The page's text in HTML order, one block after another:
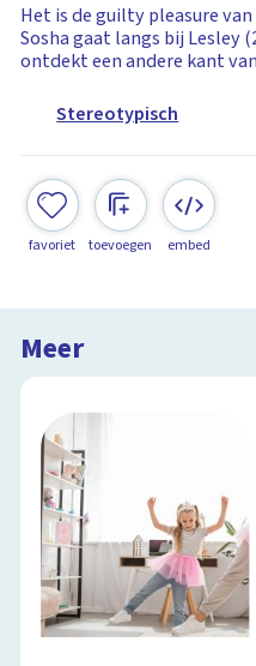
Het is de guilty pleasure
Sosha gaat langs bij Lesley
ontdekt een andere kant
Stereotypisch
favoriet toevoegen embed
Meer